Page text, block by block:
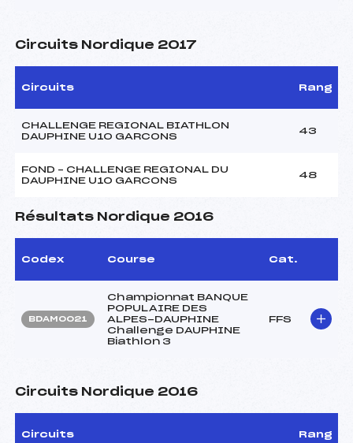
Circuits Nordique 2017
Circuits Rang
CHALLENGE REGIONAL BIATHLON
DAUPHINE U10 GARCONS
43
FOND – CHALLENGE REGIONAL DU
DAUPHINE U10 GARCONS
48
Résultats Nordique 2016
Codex Course Cat.
BDAM0021
Championnat BANQUE
POPULAIRE DES
ALPES-DAUPHINE
Challenge DAUPHINE
Biathlon 3
FFS
Circuits Nordique 2016
Circuits Rang